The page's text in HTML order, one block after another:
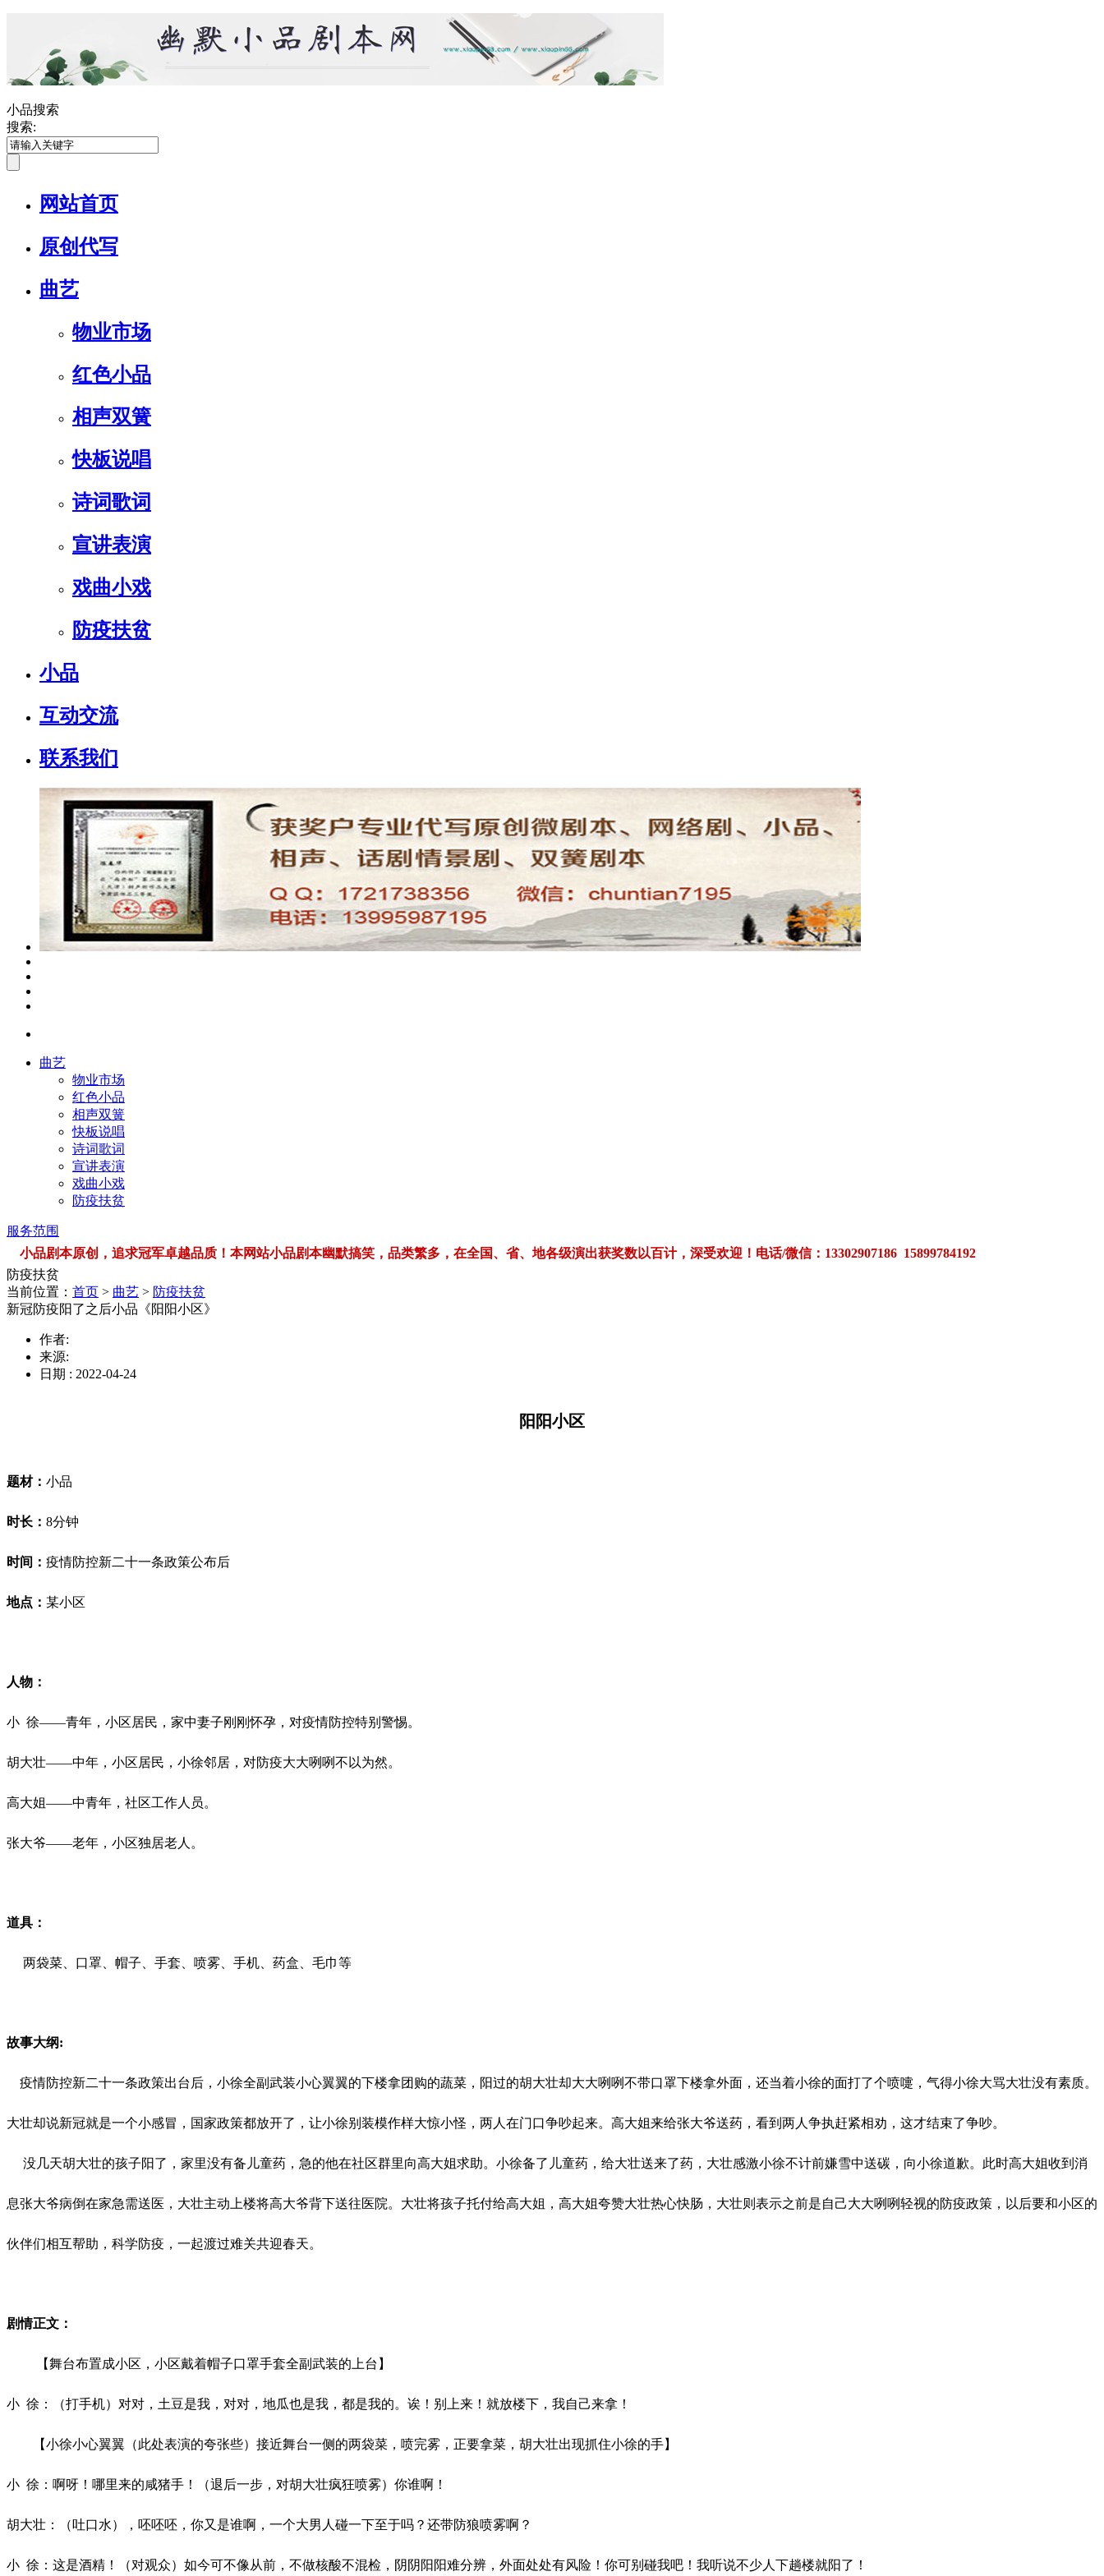
小品搜索
搜索:
网站首页
原创代写
曲艺
物业市场
红色小品
相声双簧
快板说唱
诗词歌词
宣讲表演
戏曲小戏
防疫扶贫
小品
互动交流
联系我们
曲艺
物业市场
红色小品
相声双簧
快板说唱
诗词歌词
宣讲表演
戏曲小戏
防疫扶贫
服务范围
小品剧本原创，追求冠军卓越品质！本网站小品剧本幽默搞笑，品类繁多，在全国、省、地各级演出获奖数以百计，深受欢迎！电话/微信：13302907186 15899784192
防疫扶贫
当前位置： 首页 > 曲艺 > 防疫扶贫
新冠防疫阳了之后小品《阳阳小区》
作者:
来源:
日期 : 2022-04-24
阳阳小区
题材： 小品
时长： 8分钟
时间： 疫情防控新二十一条政策公布后
地点： 某小区
人物：
小 徐——青年，小区居民，家中妻子刚刚怀孕，对疫情防控特别警惕。
胡大壮——中年，小区居民，小徐邻居，对防疫大大咧咧不以为然。
高大姐——中青年，社区工作人员。
张大爷——老年，小区独居老人。
道具：
两袋菜、口罩、帽子、手套、喷雾、手机、药盒、毛巾等
故事大纲:
疫情防控新二十一条政策出台后，小徐全副武装小心翼翼的下楼拿团购的蔬菜，阳过的胡大壮却大大咧咧不带口罩下楼拿外面，还当着小徐的面打了个喷嚏，气得小徐大骂大壮没有素质。
大壮却说新冠就是一个小感冒，国家政策都放开了，让小徐别装模作样大惊小怪，两人在门口争吵起来。 高大姐来给张大爷送药，看到两人争执赶紧相劝，这才结束了争吵。
没几天胡大壮的孩子阳了，家里没有备儿童药，急的他在社区群里向高大姐求助。小徐备了儿童药，给大壮送来了药，大壮感激小徐不计前嫌雪中送碳，向小徐道歉。此时高大姐收到消
息张大爷病倒在家急需送医，大壮主动上楼将高大爷背下送往医院。 大壮将孩子托付给高大姐，高大姐夸赞大壮热心快肠，大壮则表示之前是自己大大咧咧轻视的防疫政策，以后要和小区的
伙伴们相互帮助，科学防疫，一起渡过难关共迎春天。
剧情正文：
【舞台布置成小区，小区戴着帽子口罩手套全副武装的上台】
小 徐：（打手机）对对，土豆是我，对对，地瓜也是我，都是我的。诶！别上来！就放楼下，我自己来拿！
【小徐小心翼翼（此处表演的夸张些）接近舞台一侧的两袋菜，喷完雾，正要拿菜，胡大壮出现抓住小徐的手】
小 徐：啊呀！哪里来的咸猪手！（退后一步，对胡大壮疯狂喷雾）你谁啊！
胡大壮：（吐口水），呸呸呸，你又是谁啊，一个大男人碰一下至于吗？还带防狼喷雾啊？
小 徐：这是酒精！（对观众）如今可不像从前，不做核酸不混检，阴阴阳阳难分辨，外面处处有风险！你可别碰我吧！我听说不少人下趟楼就阳了！